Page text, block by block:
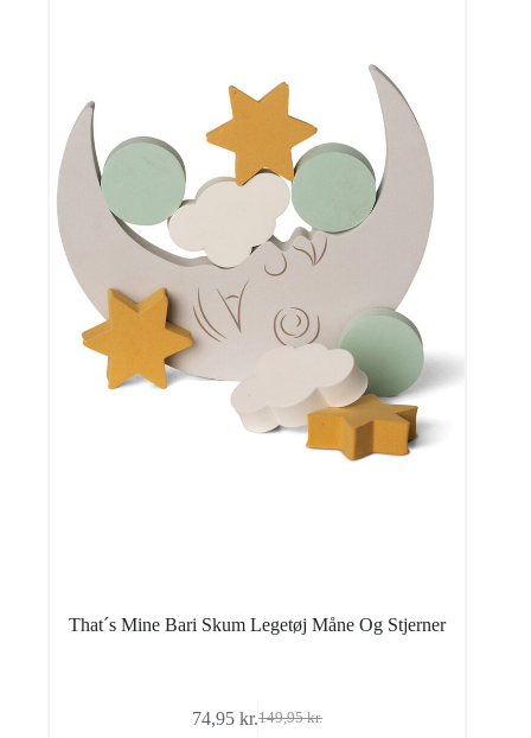
That´s Mine Bari Skum Legetøj Måne Og Stjerner
149,95kr.
Den
74,95kr.Den